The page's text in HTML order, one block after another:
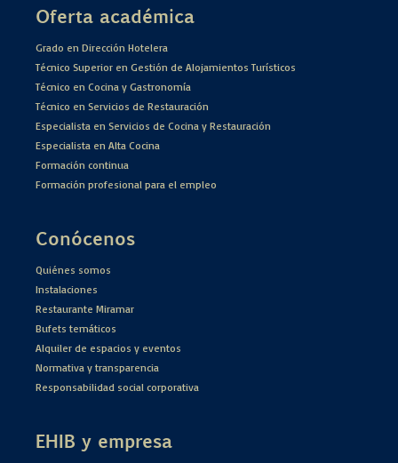
Oferta académica
Grado en Dirección Hotelera
Técnico Superior en Gestión de Alojamientos Turísticos
Técnico en Cocina y Gastronomía
Técnico en Servicios de Restauración
Especialista en Servicios de Cocina y Restauración
Especialista en Alta Cocina
Formación continua
Formación profesional para el empleo
Conócenos
Quiénes somos
Instalaciones
Restaurante Miramar
Bufets temáticos
Alquiler de espacios y eventos
Normativa y transparencia
Responsabilidad social corporativa
EHIB y empresa